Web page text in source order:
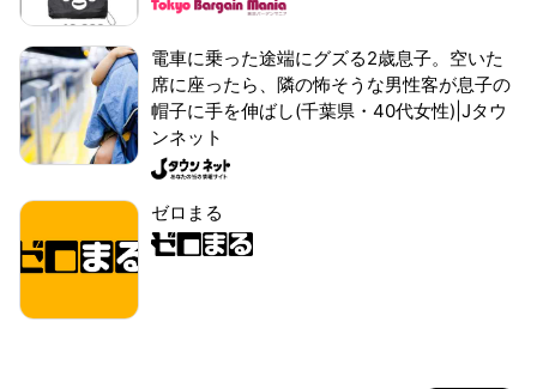
電車に乗った途端にグズる2歳息子。空いた
席に座ったら、隣の怖そうな男性客が息子の
帽子に手を伸ばし(千葉県・40代女性)|Jタウ
ンネット
ゼロまる